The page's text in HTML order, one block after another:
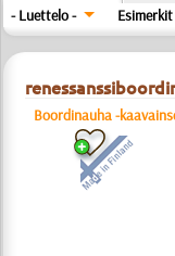
- Luettelo -
Esimerkit
Boordinauha -